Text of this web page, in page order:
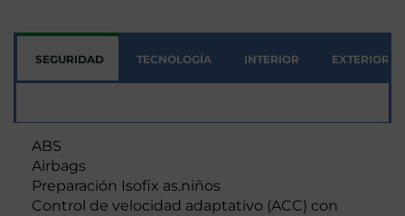
SEGURIDAD TECNOLOGÍA INTERIOR EXTERIOR
ABS
Airbags
Preparación Isofix as.niños
Control de velocidad adaptativo (ACC) con